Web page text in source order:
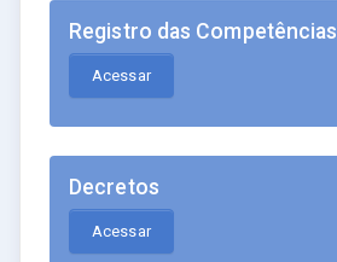
Registro das Competências
Acessar
Decretos
Acessar